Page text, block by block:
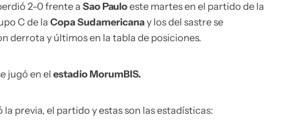
2-0 frente a Sao Pauloeste martes en el partido de la
C de la Copa Sudamericanay los del sastre se
derrota y últimos en la tabla de posiciones.
jugó en el estadio MorumBIS.
previa, el partido y estas son las estadísticas: